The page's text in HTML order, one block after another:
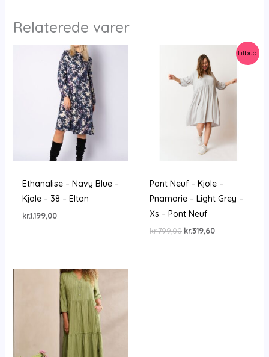
Relaterede varer
Ethanalise – Navy Blue –
Kjole – 38 – Elton
kr.1.199,00
Tilbud!
Pont Neuf – Kjole –
Pnamarie – Light Grey –
Xs – Pont Neuf
kr.799,00 Den
kr.319,60Den